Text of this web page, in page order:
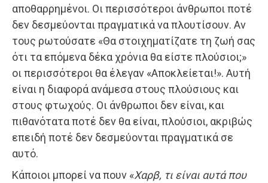
αποθαρρημένοι. Οι περισσότεροι άνθρωποι ποτέ
δεν δεσμεύονται πραγματικά να πλουτίσουν. Αν
τους ρωτούσατε «Θα στοιχηματίζατε τη ζωή σας
ότι τα επόμενα δέκα χρόνια θα είστε πλούσιοι;»
οι περισσότεροι θα έλεγαν «Αποκλείεται!». Αυτή
είναι η διαφορά ανάμεσα στους πλούσιους και
στους φτωχούς. Οι άνθρωποι δεν είναι, και
πιθανότατα ποτέ δεν θα είναι, πλούσιοι, ακριβώς
επειδή ποτέ δεν δεσμεύονται πραγματικά σε
αυτό.
Κάποιοι μπορεί να πουν «Χαρβ, τι είναι αυτά που